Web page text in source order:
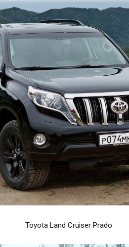
Toyota Land Cruiser Prado